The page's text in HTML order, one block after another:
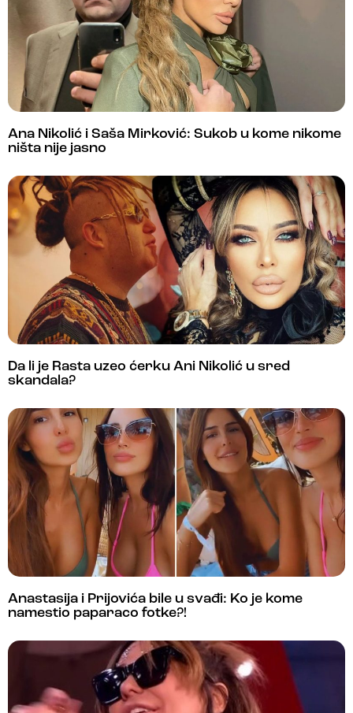
Ana Nikolić i Saša Mirković: Sukob u kome nikome
ništa nije jasno
Da li je Rasta uzeo ćerku Ani Nikolić u sred
skandala?
Anastasija i Prijovića bile u svađi: Ko je kome
namestio paparaco fotke?!